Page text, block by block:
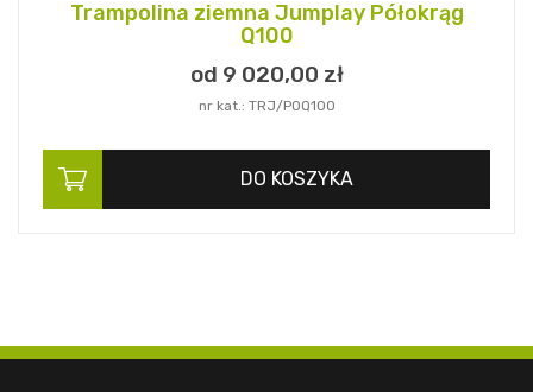
Trampolina ziemna Jumplay Półokrąg
Q100
od 9 020,00 zł
nr kat.: TRJ/POQ100
DO KOSZYKA